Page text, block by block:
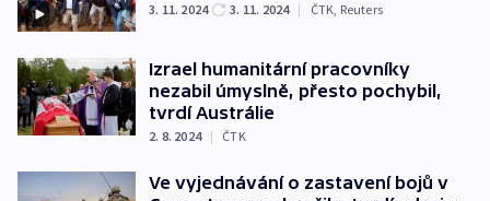
3. 11. 2024 3. 11. 2024 | ČTK, Reuters
Izrael humanitární pracovníky
nezabil úmyslně, přesto pochybil,
tvrdí Austrálie
2. 8. 2024 | ČTK
Ve vyjednávání o zastavení bojů v